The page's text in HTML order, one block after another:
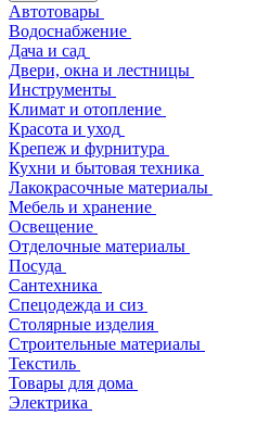
Автотовары
Водоснабжение
Дача и сад
Двери, окна и лестницы
Инструменты
Климат и отопление
Красота и уход
Крепеж и фурнитура
Кухни и бытовая техника
Лакокрасочные материалы
Мебель и хранение
Освещение
Отделочные материалы
Посуда
Сантехника
Спецодежда и сиз
Столярные изделия
Строительные материалы
Текстиль
Товары для дома
Электрика